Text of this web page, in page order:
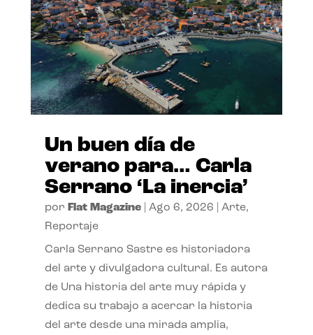
Un buen día de
verano para… Carla
Serrano ‘La inercia’
por Flat Magazine| Ago 6, 2026 Arte,
Reportaje
Carla Serrano Sastre es historiadora
del arte y divulgadora cultural. Es autora
de Una historia del arte muy rápida y
dedica su trabajo a acercar la historia
del arte desde una mirada amplia,